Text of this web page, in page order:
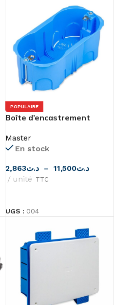
POPULAIRE
Boîte d’encastrement
de Master
Master
En stock
د.ت2,863 – د.ت11,500
unité TTC
UGS : 004